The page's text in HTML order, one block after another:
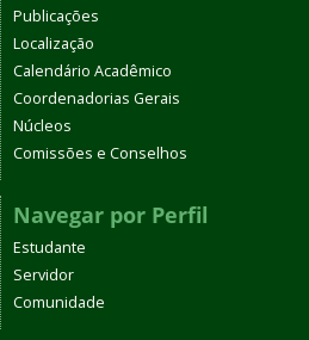
Publicações
Localização
Calendário Acadêmico
Coordenadorias Gerais
Núcleos
Comissões e Conselhos
Navegar por Perfil
Estudante
Servidor
Comunidade